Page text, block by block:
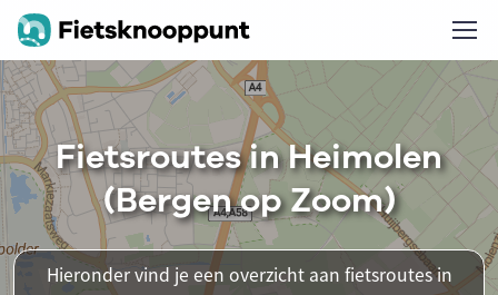
Fietsroutes in Heimolen
(Bergen op Zoom)
Hieronder vind je een overzicht aan fietsroutes in